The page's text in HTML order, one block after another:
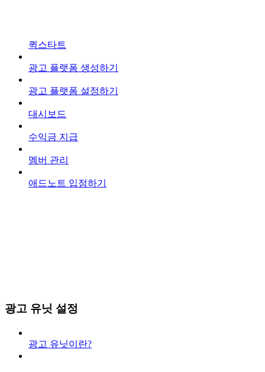
퀵스타트
광고 플랫폼 생성하기
광고 플랫폼 설정하기
대시보드
수익금 지급
멤버 관리
애드노트 입점하기
광고 유닛 설정
광고 유닛이란?